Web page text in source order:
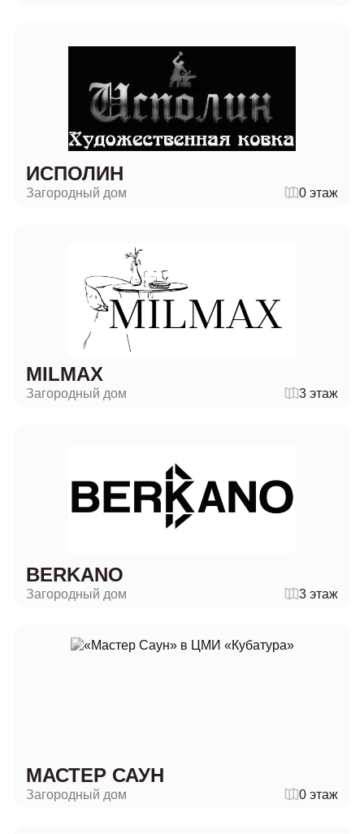
ИСПОЛИН
Загородный дом 0 этаж
MILMAX
Загородный дом 3 этаж
BERKANO
Загородный дом 3 этаж
МАСТЕР САУН
Загородный дом 0 этаж